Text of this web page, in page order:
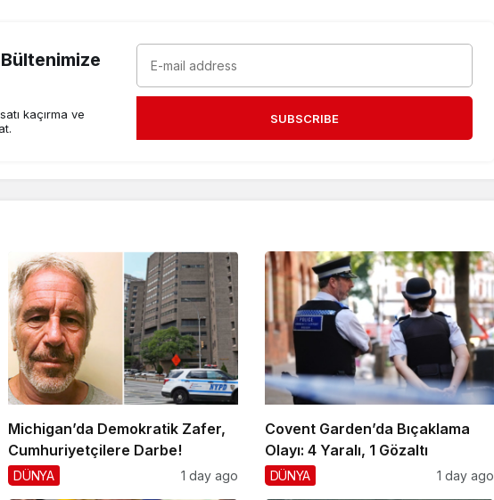
kaçırma ve
SUBSCRIBE
Michigan’da Demokratik Zafer,
Cumhuriyetçilere Darbe!
DÜNYA 1 day ago
Covent Garden’da Bıçaklama
Olayı: 4 Yaralı, 1 Gözaltı
DÜNYA 1 day ago